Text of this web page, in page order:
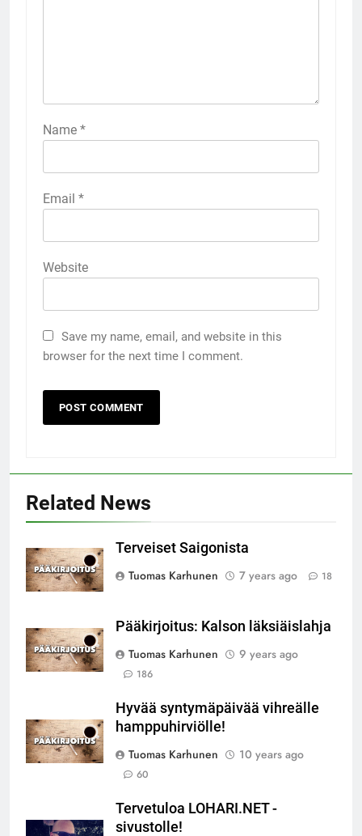
Name *
Email *
Website
Save my name, email, and website in this
browser for the next time I comment.
Related News
Terveiset Saigonista
Tuomas Karhunen
7 years ago 18
Pääkirjoitus: Kalson läksiäislahja
Tuomas Karhunen
9 years ago
186
Hyvää syntymäpäivää vihreälle
hamppuhirviölle!
Tuomas Karhunen
10 years ago
60
Tervetuloa LOHARI.NET -
sivustolle!